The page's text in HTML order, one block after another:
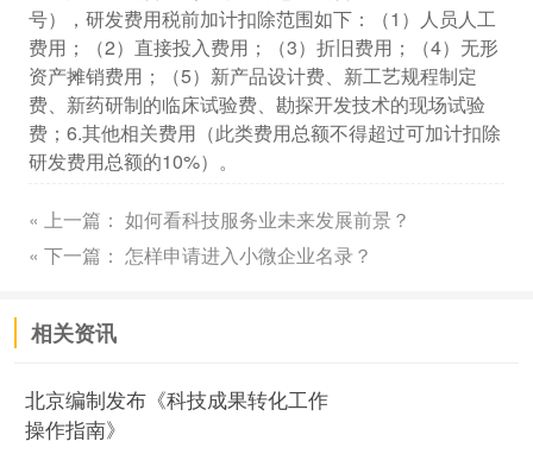
号），研发费用税前加计扣除范围如下：（1）人员人工
费用；（2）直接投入费用；（3）折旧费用；（4）无形
资产摊销费用；（5）新产品设计费、新工艺规程制定
费、新药研制的临床试验费、勘探开发技术的现场试验
费；6.其他相关费用（此类费用总额不得超过可加计扣除
研发费用总额的10%）。
« 上一篇： 如何看科技服务业未来发展前景？
« 下一篇： 怎样申请进入小微企业名录？
相关资讯
北京编制发布《科技成果转化工作
操作指南》